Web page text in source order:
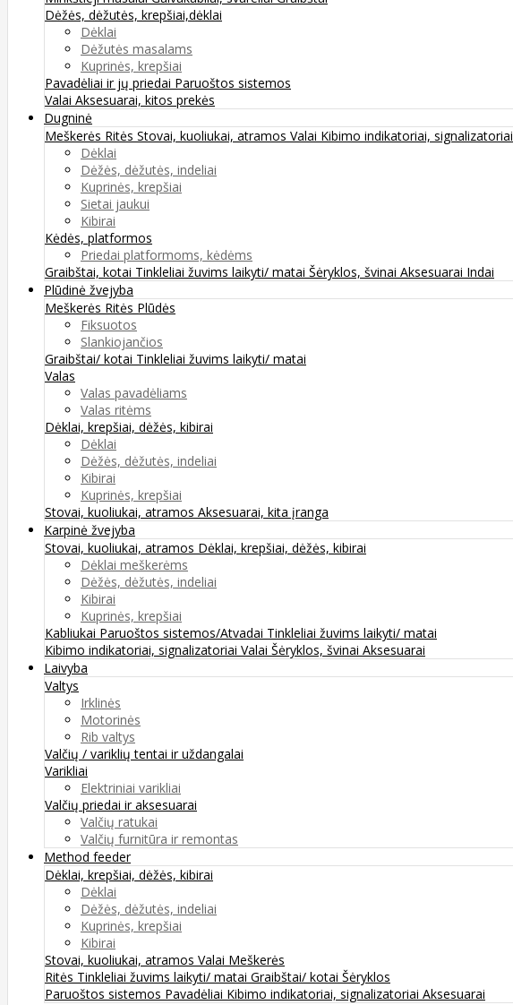
Dėžės, dėžutės, krepšiai,dėklai
Dėklai
Dėžutės masalams
Kuprinės, krepšiai
Pavadėliai ir jų priedai Paruoštos sistemos
Valai Aksesuarai, kitos prekės
Dugninė
Meškerės Ritės Stovai, kuoliukai, atramos Valai Kibimo indikatoriai, signalizatoriai
Dėklai
Dėžės, dėžutės, indeliai
Kuprinės, krepšiai
Sietai jaukui
Kibirai
Kėdės, platformos
Priedai platformoms, kėdėms
Graibštai, kotai Tinkleliai žuvims laikyti/ matai Šėryklos, švinai Aksesuarai Indai
Plūdinė žvejyba
Meškerės Ritės Plūdės
Fiksuotos
Slankiojančios
Graibštai/ kotai Tinkleliai žuvims laikyti/ matai
Valas
Valas pavadėliams
Valas ritėms
Dėklai, krepšiai, dėžės, kibirai
Dėklai
Dėžės, dėžutės, indeliai
Kibirai
Kuprinės, krepšiai
Stovai, kuoliukai, atramos Aksesuarai, kita įranga
Karpinė žvejyba
Stovai, kuoliukai, atramos Dėklai, krepšiai, dėžės, kibirai
Dėklai meškerėms
Dėžės, dėžutės, indeliai
Kibirai
Kuprinės, krepšiai
Kabliukai Paruoštos sistemos/Atvadai Tinkleliai žuvims laikyti/ matai
Kibimo indikatoriai, signalizatoriai Valai Šėryklos, švinai Aksesuarai
Laivyba
Valtys
Irklinės
Motorinės
Rib valtys
Valčių / variklių tentai ir uždangalai
Varikliai
Elektriniai varikliai
Valčių priedai ir aksesuarai
Valčių ratukai
Valčių furnitūra ir remontas
Method feeder
Dėklai, krepšiai, dėžės, kibirai
Dėklai
Dėžės, dėžutės, indeliai
Kuprinės, krepšiai
Kibirai
Stovai, kuoliukai, atramos Valai Meškerės
Ritės Tinkleliai žuvims laikyti/ matai Graibštai/ kotai Šėryklos
Paruoštos sistemos Pavadėliai Kibimo indikatoriai, signalizatoriai Aksesuarai